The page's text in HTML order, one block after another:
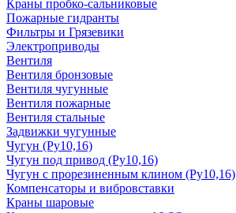
Краны пробко-сальниковые
Пожарные гидранты
Фильтры и Грязевики
Электроприводы
Вентиля
Вентиля бронзовые
Вентиля чугунные
Вентиля пожарные
Вентиля стальные
Задвижки чугунные
Чугун (Ру10,16)
Чугун под привод (Ру10,16)
Чугун с прорезиненным клином (Ру10,16)
Компенсаторы и вибровставки
Краны шаровые